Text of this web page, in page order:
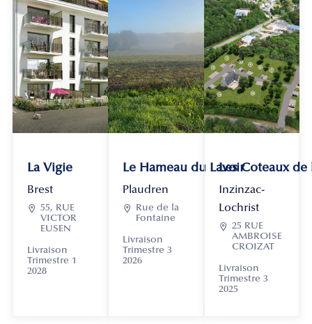
La Vigie
Brest
 55, RUE
VICTOR
EUSEN
Livraison
Trimestre 1
2028
Le Hameau du Lavoir
Plaudren

Rue de la
Fontaine
Livraison
Trimestre 3
2026
Les Coteaux
Inzinzac-
Lochrist
 25 RUE
AMBROISE
CROIZAT
Livraison
Trimestre 3
2025